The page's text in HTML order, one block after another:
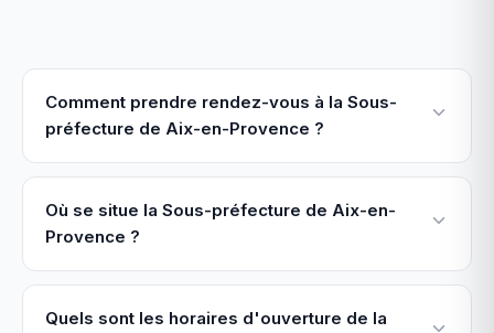
Comment prendre rendez-vous à la Sous-
préfecture de Aix-en-Provence ?
Où se situe la Sous-préfecture de Aix-en-
Provence ?
Quels sont les horaires d'ouverture de la